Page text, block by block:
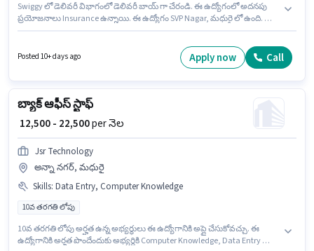
Swiggy లో డెలివరీ విభాగంలో డెలివరీ బాయ్ గా చేరండి. ఈ ఉద్యోగంలో అదనపు
ప్రయోజనాలు Insurance ఉన్నాయి. ఈ ఉద్యోగం SVP Nagar, మధురై లో ఉంది. ఈ
ఇవ్వబడుతుంది.
Posted 10+ days ago Apply now Call
బ్యాక్ ఆఫీస్ స్టాఫ్
₹ 12,500 - 22,500per నెల
Jsr Technology
అన్నా నగర్, మధురై
Skills: Data Entry, Computer Knowledge
10వ తరగతి లోపు
10వ తరగతి లోపు అర్హత ఉన్న అభ్యర్థులు ఈ ఉద్యోగానికి అప్లై చేసుకోవచ్చు. ఈ
ఉద్యోగానికి అర్హత పొందేందుకు అభ్యర్థికి Computer Knowledge, Data Entry వంటి